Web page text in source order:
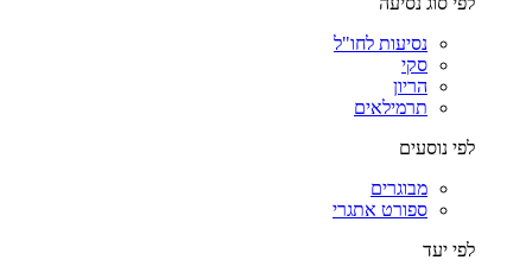
נסיעות לחו"ל
סקי
הריון
תרמילאים
לפי נוסעים
מבוגרים
ספורט אתגרי
לפי יעד